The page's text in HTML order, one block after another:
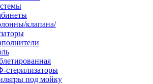
клапана/
стерилизаторы
под мойку